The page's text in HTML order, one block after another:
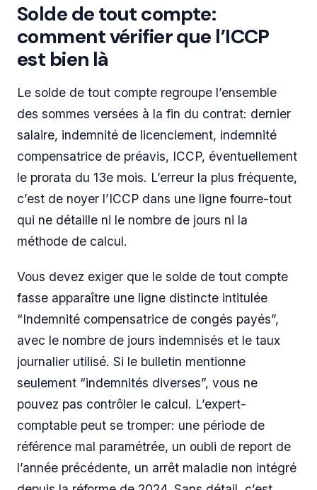
Solde de tout compte:
comment vérifier que l’ICCP
est bien là
Le solde de tout compte regroupe l’ensemble
des sommes versées à la fin du contrat: dernier
salaire, indemnité de licenciement, indemnité
compensatrice de préavis, ICCP, éventuellement
le prorata du 13e mois. L’erreur la plus fréquente,
c’est de noyer l’ICCP dans une ligne fourre-tout
qui ne détaille ni le nombre de jours ni la
méthode de calcul.
Vous devez exiger que le solde de tout compte
fasse apparaître une ligne distincte intitulée
“Indemnité compensatrice de congés payés”,
avec le nombre de jours indemnisés et le taux
journalier utilisé. Si le bulletin mentionne
seulement “indemnités diverses”, vous ne
pouvez pas contrôler le calcul. L’expert-
comptable peut se tromper: une période de
référence mal paramétrée, un oubli de report de
l’année précédente, un arrêt maladie non intégré